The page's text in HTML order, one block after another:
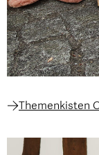
Themenkisten